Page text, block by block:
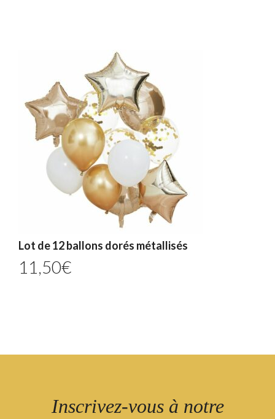
Lot de 12 ballons dorés métallisés
11,50€
Inscrivez-vous à notre